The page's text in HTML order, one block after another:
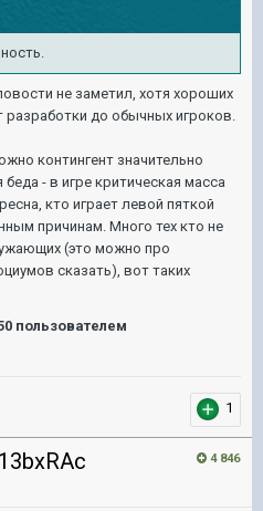
не заметил, хотя хороших
до обычных игроков.
контингент значительно
- в игре критическая масса
кто играет левой пяткой
причинам. Много тех кто не
(это можно про
сказать), вот таких
пользователем
1
4 846